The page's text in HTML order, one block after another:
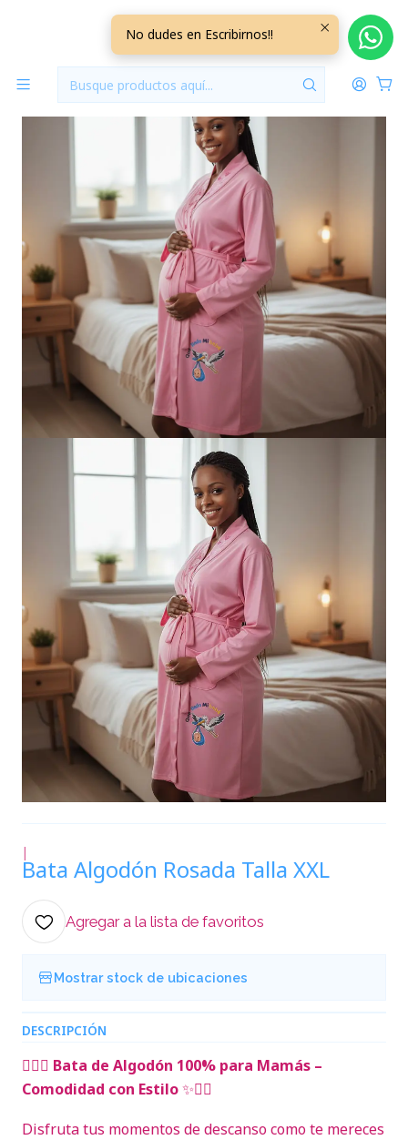
Inicio Bata Algodón Rosada Talla XXL
|
Bata Algodón Rosada Talla XXL
Agregar a la lista de favoritos
Mostrar stock de ubicaciones
DESCRIPCIÓN
🧖‍♀️✨ Bata de Algodón 100% para Mamás –
Comodidad con Estilo✨🧖‍♀️
Disfruta tus momentos de descanso como te mereces
No dudes en Escribirnos!!